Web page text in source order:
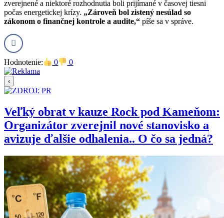
zverejnené a niektoré rozhodnutia boli prijímané v časovej tiesni
počas energetickej krízy. „Zároveň bol zistený nesúlad so
zákonom o finančnej kontrole a audite,“ píše sa v správe.
Hodnotenie: 0 0
‹
Veľký obrat v kauze Rock pod Kameňom:
Organizátor zverejnil nové stanovisko a
avizuje ďalšie odhalenia.. O čo sa jedná?